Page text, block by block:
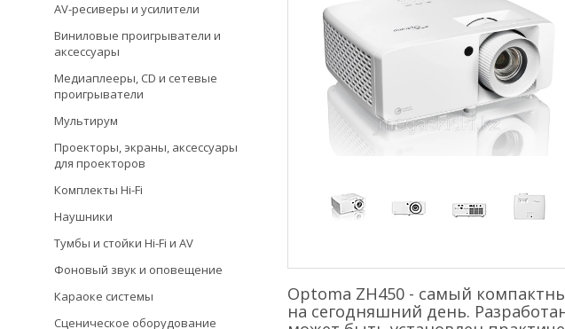
Optoma ZH450 - самый
на сегодняшний день.
AV-ресиверы и усилители
Виниловые проигрыватели и
аксессуары
Медиаплееры, CD и сетевые
проигрыватели
Мультирум
Проекторы, экраны, аксессуары
для проекторов
Комплекты Hi-Fi
Наушники
Тумбы и стойки Hi-Fi и AV
Фоновый звук и оповещение
Караоке системы
Сценическое оборудование